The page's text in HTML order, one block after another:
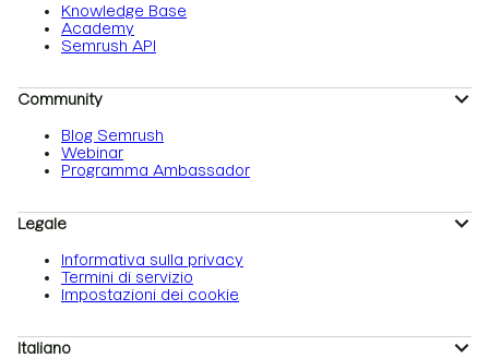
Knowledge Base
Academy
Semrush API
Community
Blog Semrush
Webinar
Programma Ambassador
Legale
Informativa sulla privacy
Termini di servizio
Impostazioni dei cookie
Italiano